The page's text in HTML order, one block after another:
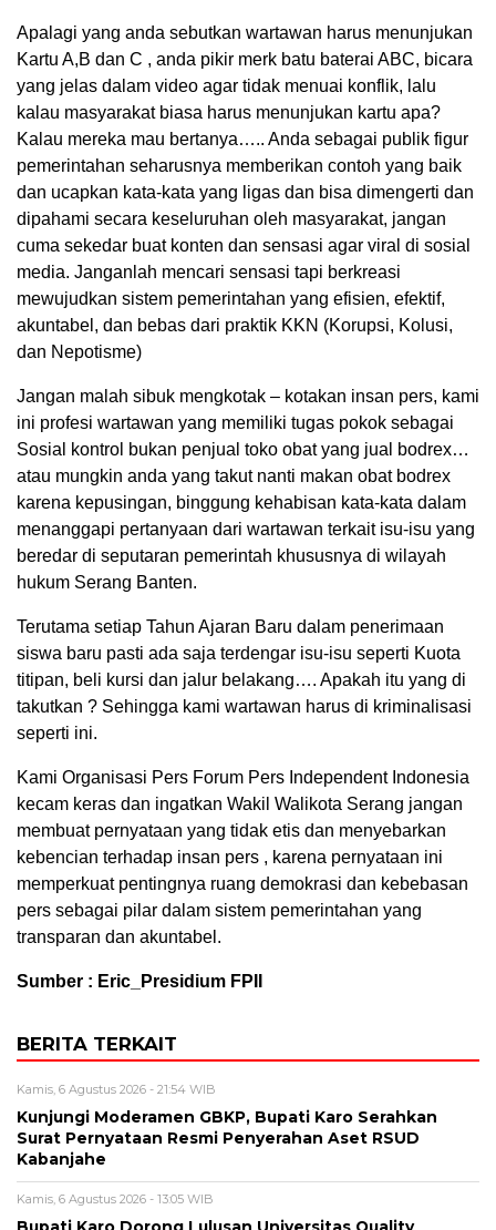
Apalagi yang anda sebutkan wartawan harus menunjukan
Kartu A,B dan C , anda pikir merk batu baterai ABC, bicara
yang jelas dalam video agar tidak menuai konflik, lalu
kalau masyarakat biasa harus menunjukan kartu apa?
Kalau mereka mau bertanya….. Anda sebagai publik figur
pemerintahan seharusnya memberikan contoh yang baik
dan ucapkan kata-kata yang ligas dan bisa dimengerti dan
dipahami secara keseluruhan oleh masyarakat, jangan
cuma sekedar buat konten dan sensasi agar viral di sosial
media. Janganlah mencari sensasi tapi berkreasi
mewujudkan sistem pemerintahan yang efisien, efektif,
akuntabel, dan bebas dari praktik KKN (Korupsi, Kolusi,
dan Nepotisme)
Jangan malah sibuk mengkotak – kotakan insan pers, kami
ini profesi wartawan yang memiliki tugas pokok sebagai
Sosial kontrol bukan penjual toko obat yang jual bodrex…
atau mungkin anda yang takut nanti makan obat bodrex
karena kepusingan, binggung kehabisan kata-kata dalam
menanggapi pertanyaan dari wartawan terkait isu-isu yang
beredar di seputaran pemerintah khususnya di wilayah
hukum Serang Banten.
Terutama setiap Tahun Ajaran Baru dalam penerimaan
siswa baru pasti ada saja terdengar isu-isu seperti Kuota
titipan, beli kursi dan jalur belakang…. Apakah itu yang di
takutkan ? Sehingga kami wartawan harus di kriminalisasi
seperti ini.
Kami Organisasi Pers Forum Pers Independent Indonesia
kecam keras dan ingatkan Wakil Walikota Serang jangan
membuat pernyataan yang tidak etis dan menyebarkan
kebencian terhadap insan pers , karena pernyataan ini
memperkuat pentingnya ruang demokrasi dan kebebasan
pers sebagai pilar dalam sistem pemerintahan yang
transparan dan akuntabel.
Sumber : Eric_Presidium FPII
BERITA TERKAIT
Kamis, 6 Agustus 2026 - 21:54 WIB
Kunjungi Moderamen GBKP, Bupati Karo Serahkan
Surat Pernyataan Resmi Penyerahan Aset RSUD
Kabanjahe
Kamis, 6 Agustus 2026 - 13:05 WIB